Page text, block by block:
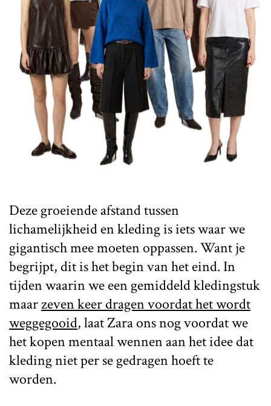
Deze groeiende afstand tussen
lichamelijkheid en kleding is iets waar we
gigantisch mee moeten oppassen. Want je
begrijpt, dit is het begin van het eind. In
tijden waarin we een gemiddeld kledingstuk
maarzeven keer dragen voordat het wordt
weggegooid, laat Zara ons nog voordat we
het kopen mentaal wennen aan het idee dat
kleding niet per se gedragen hoeft te
worden.